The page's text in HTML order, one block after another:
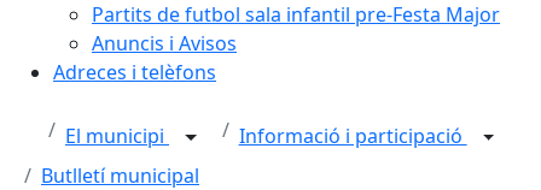
Partits de futbol sala infantil pre-Festa Major
Anuncis i Avisos
Adreces i telèfons
El municipi
Informació i participació
Butlletí municipal